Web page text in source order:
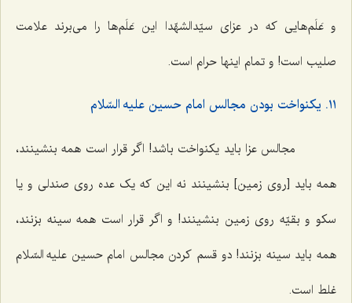
و عَلَم‌هایی که در عزای سیّدالشهّدا این عَلَم‌ها را می‌برند علامت
صلیب است! و تمام اینها حرام است.
١١. یکنواخت بودن مجالس امام حسین علیه السّلام
مجالس عزا باید یکنواخت باشد! اگر قرار است همه بنشینند،
همه باید [روی زمین] بنشینند نه این که یک عده روی صندلی و یا
سکو و بقیّه روی زمین بنشینند! و اگر قرار است همه سینه بزنند،
همه باید سینه بزنند! دو قسم کردن مجالس امام حسین علیه السّلام
غلط است.